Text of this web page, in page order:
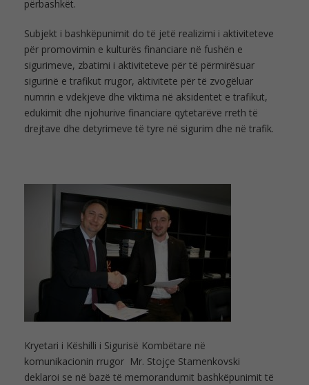
përbashkët.
Subjekt i bashkëpunimit do të jetë realizimi i aktiviteteve
për promovimin e kulturës financiare në fushën e
sigurimeve, zbatimi i aktiviteteve për të përmirësuar
sigurinë e trafikut rrugor, aktivitete për të zvogëluar
numrin e vdekjeve dhe viktima në aksidentet e trafikut,
edukimit dhe njohurive financiare qytetarëve rreth të
drejtave dhe detyrimeve të tyre në sigurim dhe në trafik.
Kryetari i Këshilli i Sigurisë Kombëtare në
komunikacionin rrugor Mr. Stojçe Stamenkovski
deklaroi se në bazë të memorandumit bashkëpunimit të